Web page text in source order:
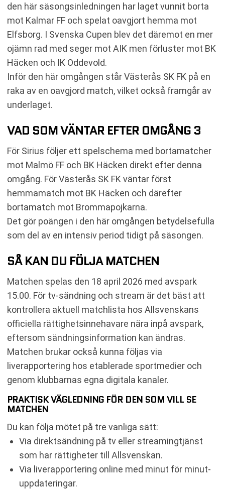
den här säsongsinledningen har laget vunnit borta
mot Kalmar FF och spelat oavgjort hemma mot
Elfsborg. I Svenska Cupen blev det däremot en mer
ojämn rad med seger mot AIK men förluster mot BK
Häcken och IK Oddevold.
Inför den här omgången står Västerås SK FK på en
raka av en oavgjord match, vilket också framgår av
underlaget.
VAD SOM VÄNTAR EFTER OMGÅNG 3
För Sirius följer ett spelschema med bortamatcher
mot Malmö FF och BK Häcken direkt efter denna
omgång. För Västerås SK FK väntar först
hemmamatch mot BK Häcken och därefter
bortamatch mot Brommapojkarna.
Det gör poängen i den här omgången betydelsefulla
som del av en intensiv period tidigt på säsongen.
SÅ KAN DU FÖLJA MATCHEN
Matchen spelas den 18 april 2026 med avspark
15.00. För tv-sändning och stream är det bäst att
kontrollera aktuell matchlista hos Allsvenskans
officiella rättighetsinnehavare nära inpå avspark,
eftersom sändningsinformation kan ändras.
Matchen brukar också kunna följas via
liverapportering hos etablerade sportmedier och
genom klubbarnas egna digitala kanaler.
PRAKTISK VÄGLEDNING FÖR DEN SOM VILL SE
MATCHEN
Du kan följa mötet på tre vanliga sätt:
Via direktsändning på tv eller streamingtjänst
som har rättigheter till Allsvenskan.
Via liverapportering online med minut för minut-
uppdateringar.